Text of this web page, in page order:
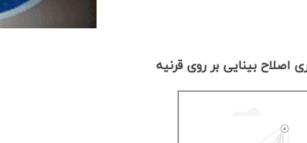
اصلاح بینایی بر روی قرنیه